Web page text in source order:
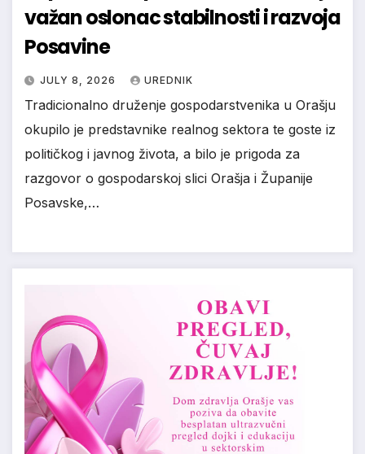
važan oslonac stabilnosti i razvoja
Posavine
JULY 8, 2026 UREDNIK
Tradicionalno druženje gospodarstvenika u Orašju
okupilo je predstavnike realnog sektora te goste iz
političkog i javnog života, a bilo je prigoda za
razgovor o gospodarskoj slici Orašja i Županije
Posavske,…